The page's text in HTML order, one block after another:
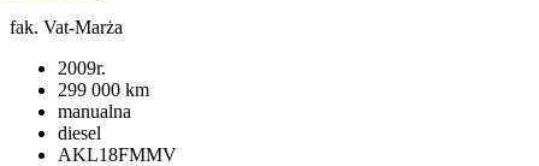
fak. Vat-Marża
2009r.
299 000 km
manualna
diesel
AKL18FMMV